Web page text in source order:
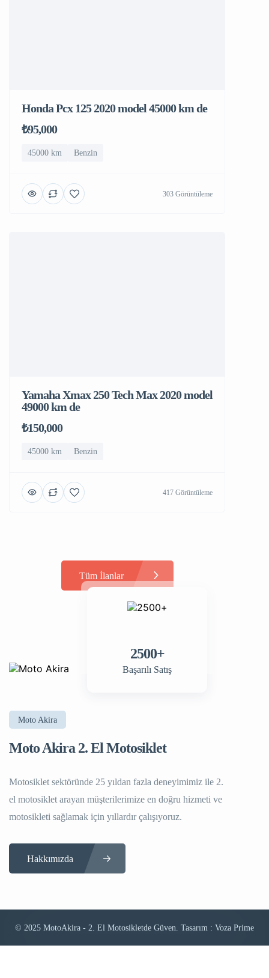
Honda Pcx 125​ 2020 model 45000 km de
₺95,000
45000 km Benzin
303 Görüntüleme
Yamaha Xmax 250 Tech Max 2020 model
49000 km de
₺150,000
45000 km Benzin
417 Görüntüleme
Tüm İlanlar
2500+
Başarılı Satış
Moto Akira
Moto Akira 2. El Motosiklet
Motosiklet sektöründe 25 yıldan fazla deneyimimiz ile 2.
el motosiklet arayan müşterilerimize en doğru hizmeti ve
motosikleti sağlamak için yıllardır çalışıyoruz.
Hakkımızda
© 2025 MotoAkira - 2. El Motosikletde Güven. Tasarım : Voza Prime